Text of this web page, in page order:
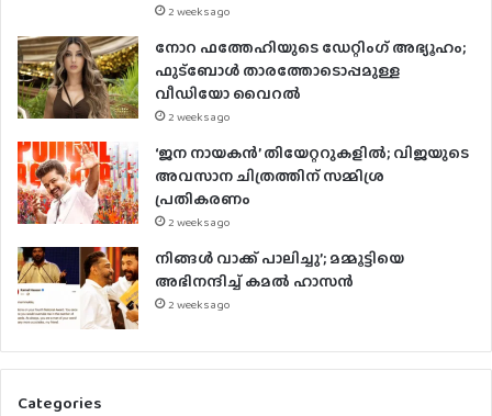
s
2 weeks ago
നോറ ഫത്തേഹിയുടെ ഡേറ്റിംഗ് അഭ്യൂഹം;
ഫുട്ബോൾ താരത്തോടൊപ്പമുള്ള
വീഡിയോ വൈറൽ
2 weeks ago
‘ജന നായകൻ’ തിയേറ്ററുകളിൽ; വിജയുടെ
അവസാന ചിത്രത്തിന് സമ്മിശ്ര
പ്രതികരണം
2 weeks ago
നിങ്ങൾ വാക്ക് പാലിച്ചു’; മമ്മൂട്ടിയെ
അഭിനന്ദിച്ച് കമൽ ഹാസൻ
2 weeks ago
Categories